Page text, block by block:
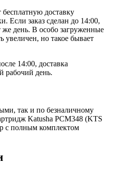
доставку
Если заказ сделан до 14:00,
день. В особо загруженные
увеличен, но такое бывает
14:00, доставка
рабочий день.
так и по безналичному
Katusha PCM348 (KTS
с полным комплектом